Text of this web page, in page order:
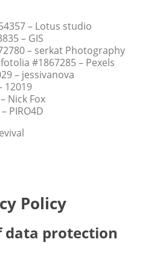
– Lotus studio
– GIS
– serkat Photography
#1867285 – Pexels
– jessivanova
12019
Nick Fox
PIRO4D
Policy
data protection